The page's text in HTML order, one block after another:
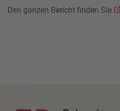
Den ganzen Bericht finden Sie